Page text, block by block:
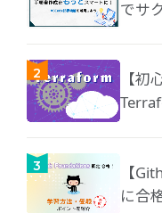
でサ
【初
【
に合